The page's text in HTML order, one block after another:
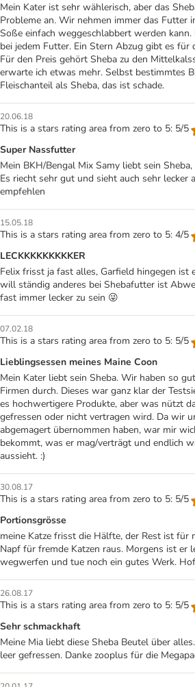
Mein Kater ist sehr wählerisch, aber das
Probleme an. Wir nehmen immer das Futter
Soße einfach weggeschlabbert werden kann.
bei jedem Futter. Ein Stern Abzug gibt es für
Für den Preis gehört Sheba zu den
erwarte ich etwas mehr. Selbst bestimmtes
Fleischanteil als Sheba, das ist schade.
20.06.18
This is a stars rating area from zero to 5: 5/5
Super Nassfutter
Mein BKH/Bengal Mix Samy liebt sein
Es riecht sehr gut und sieht auch sehr lecker
empfehlen
15.05.18
This is a stars rating area from zero to 5: 4/5
LECKKKKKKKKKER
Felix frisst ja fast alles, Garfield hingegen ist
will ständig anderes bei Shebafutter ist
fast immer lecker zu sein 😜
07.02.18
This is a stars rating area from zero to 5: 5/5
Lieblingsessen meines Maine Coon
Mein Kater liebt sein Sheba. Wir haben so
Firmen durch. Dieses war ganz klar der
es hochwertigere Produkte, aber was nützt
gefressen oder nicht vertragen wird. Da wir
abgemagert übernommen haben, war mir
bekommt, was er mag/verträgt und endlich
aussieht. :)
30.08.17
This is a stars rating area from zero to 5: 5/5
Portionsgrösse
meine Katze frisst die Hälfte, der Rest ist für
Napf für fremde Katzen raus. Morgens ist er
wegwerfen und tue noch ein gutes Werk.
26.08.17
This is a stars rating area from zero to 5: 5/5
Sehr schmackhaft
Meine Mia liebt diese Sheba Beutel über
leer gefressen. Danke zooplus für die